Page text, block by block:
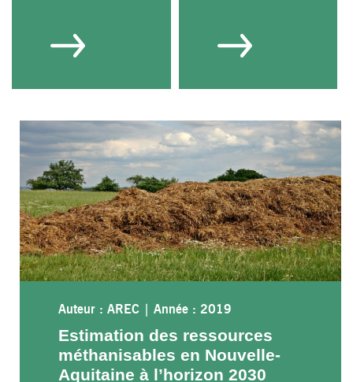
Auteur : AREC | Année : 2019
Estimation des ressources
méthanisables en Nouvelle-
Aquitaine à l’horizon 2030